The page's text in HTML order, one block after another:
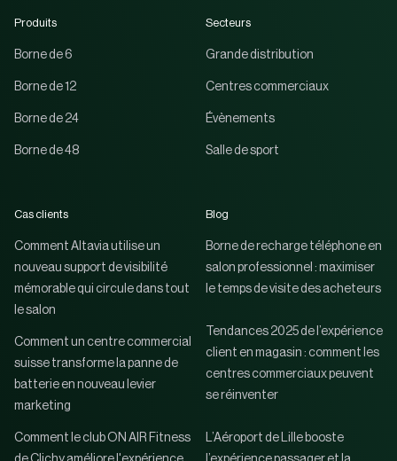
Produits
Borne de 6
Borne de 12
Borne de 24
Borne de 48
Secteurs
Grande distribution
Centres commerciaux
Évènements
Salle de sport
Cas clients
Comment Altavia utilise un
nouveau support de visibilité
mémorable qui circule dans tout
le salon
Comment un centre commercial
suisse transforme la panne de
batterie en nouveau levier
marketing
Comment le club ON AIR Fitness
Blog
Borne de recharge téléphone en
salon professionnel : maximiser
le temps de visite des acheteurs
Tendances 2025 de l’expérience
client en magasin : comment les
centres commerciaux peuvent
se réinventer
L’Aéroport de Lille booste